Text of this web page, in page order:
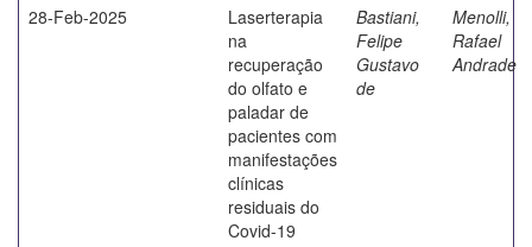
28-Feb-2025
Laserterapia
na
recuperação
do olfato e
paladar de
pacientes com
manifestações
clínicas
residuais do
Covid-19
Bastiani,
Felipe
Gustavo
de
Menolli,
Rafael
Andrade